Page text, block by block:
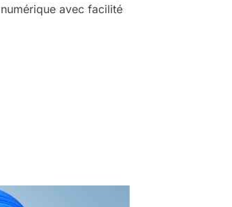
avec facilité